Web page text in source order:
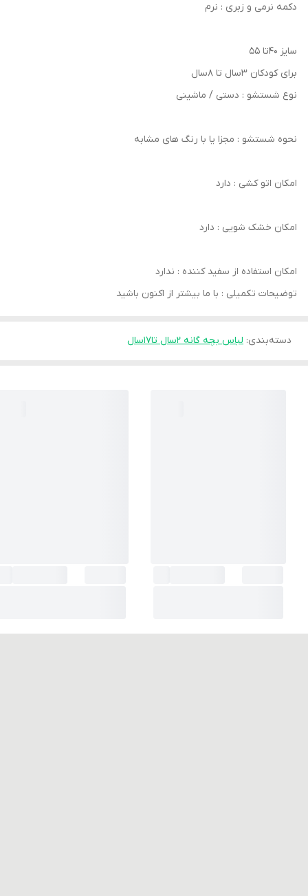
دکمه نرمی و زبری : نرم
سایز ۴۰تا ۵۵
برای کودکان ۳سال تا ۸سال
نوع شستشو : دستی / ماشینی
نحوه شستشو : مجزا یا با رنگ های مشابه
امکان اتو کشی : دارد
امکان خشک‌ شویی : دارد
امکان استفاده از سفید کننده : ندارد
توضیحات تکمیلی : با ما بیشتر از اکنون باشید
دسته‌بندی: لباس بچه گانه 2سال تا۱۷سال